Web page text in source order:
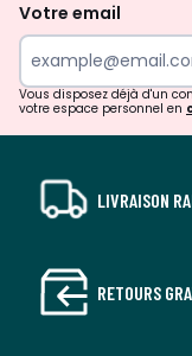
Votre email
Vous disposez déjà d'un
votre espace personnel en
LIVRAISON
RETOURS